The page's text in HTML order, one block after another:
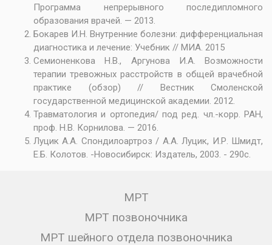
Программа непрерывного последипломного
образования врачей. — 2013.
Бокарев И.Н. Внутренние болезни: дифференциальная
диагностика и лечение: Учебник // МИА. 2015
Семионенкова Н.В., Аргунова И.А. Возможности
терапии тревожных расстройств в общей врачебной
практике (обзор) // Вестник Смоленской
государственной медицинской академии. 2012.
Травматология и ортопедия/ под ред. чл.-корр. РАН,
проф. Н.В. Корнилова. — 2016.
Луцик А.А. Спондилоартроз / А.А. Луцик, И.Р. Шмидт,
Е.Б. Колотов. -Новосибирск: Издатель, 2003. - 290с.
МРТ
МРТ позвоночника
МРТ шейного отдела позвоночника